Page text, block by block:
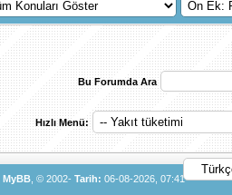
Bu Forumda Ara
Hızlı Menü:
Tarih: 06-08-2026, 07:41
MyBB, © 2002-